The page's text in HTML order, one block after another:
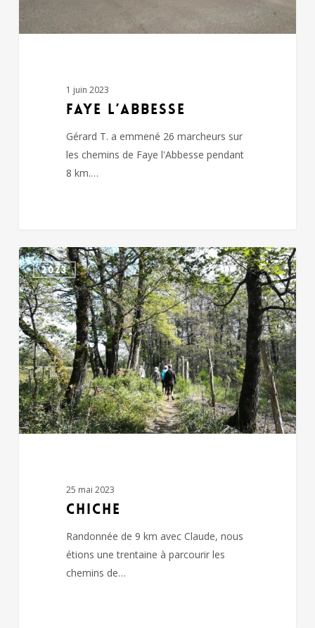
1 juin 2023
FAYE L’ABBESSE
Gérard T. a emmené 26 marcheurs sur
les chemins de Faye l'Abbesse pendant
8 km.…
CHICHE
2023
25 mai 2023
CHICHE
Randonnée de 9 km avec Claude, nous
étions une trentaine à parcourir les
chemins de…